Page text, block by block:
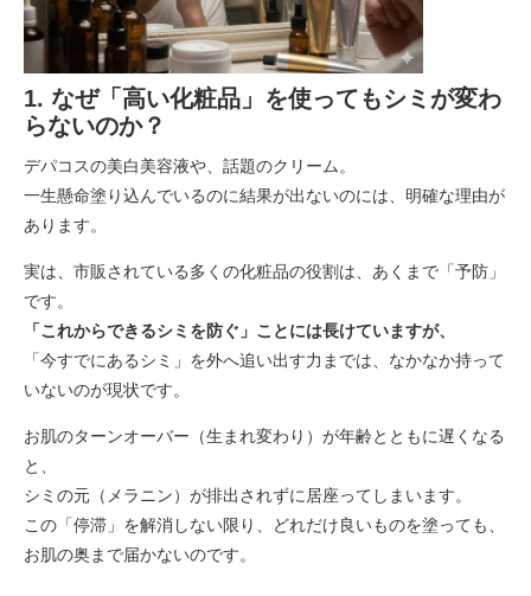
1. なぜ「高い化粧品」を使ってもシミが変わ
らないのか？
デパコスの美白美容液や、話題のクリーム。
一生懸命塗り込んでいるのに結果が出ないのには、明確な理由が
あります。
実は、市販されている多くの化粧品の役割は、あくまで「予防」
です。
「これからできるシミを防ぐ」ことには長けていますが、
「今すでにあるシミ」を外へ追い出す力までは、なかなか持って
いないのが現状です。
お肌のターンオーバー（生まれ変わり）が年齢とともに遅くなる
と、
シミの元（メラニン）が排出されずに居座ってしまいます。
この「停滞」を解消しない限り、どれだけ良いものを塗っても、
お肌の奥まで届かないのです。